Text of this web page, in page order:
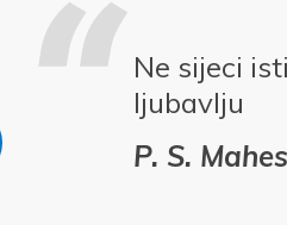
Ne sijeci
ljubavlju
P. S.